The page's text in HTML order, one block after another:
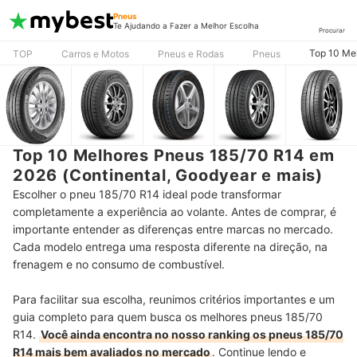
Pneus
Te Ajudando a Fazer a Melhor Escolha
Procurar
TOP Carros e Motos Pneus e Rodas Pneus Top 10
Top 10 Melhores Pneus 185/70 R14 em
2026 (Continental, Goodyear e mais)
Escolher o pneu 185/70 R14 ideal pode transformar
completamente a experiência ao volante. Antes de comprar, é
importante entender as diferenças entre marcas no mercado.
Cada modelo entrega uma resposta diferente na direção, na
frenagem e no consumo de combustível.
Para facilitar sua escolha, reunimos critérios importantes e um
guia completo para quem busca os melhores pneus 185/70
R14. Você ainda encontra no nosso ranking os pneus 185/70
R14 mais bem avaliados no mercado. Continue lendo e